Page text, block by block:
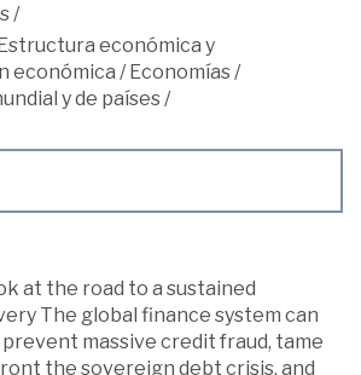
/
económica y
económica /Economías /
y de países /
at the road to a sustained
The global finance system can
massive credit fraud, tame
the sovereign debt crisis, and